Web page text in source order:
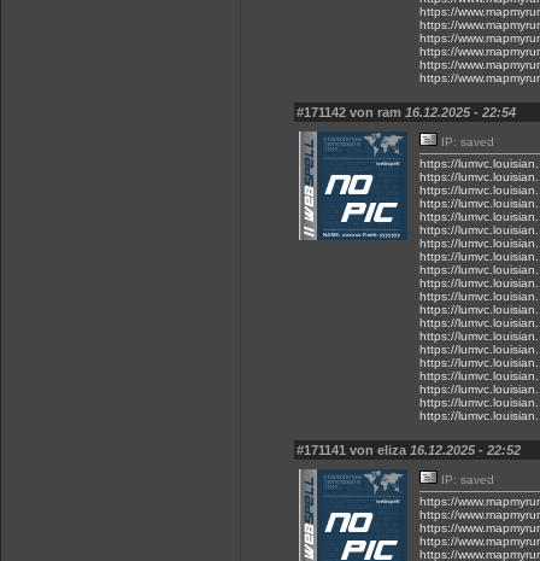
https://
https://
https://
https://
https://
https://
#171142 von ram 16.12.2025 - 22:54
IP: saved
https://
https://
https://
https://
https://
https://
https://
https://
https://
https://
https://
https://
https://
https://
https://
https://
https://
https://
https://
https://
#171141 von eliza 16.12.2025 - 22:52
IP: saved
https://
https://
https://
https://
https://